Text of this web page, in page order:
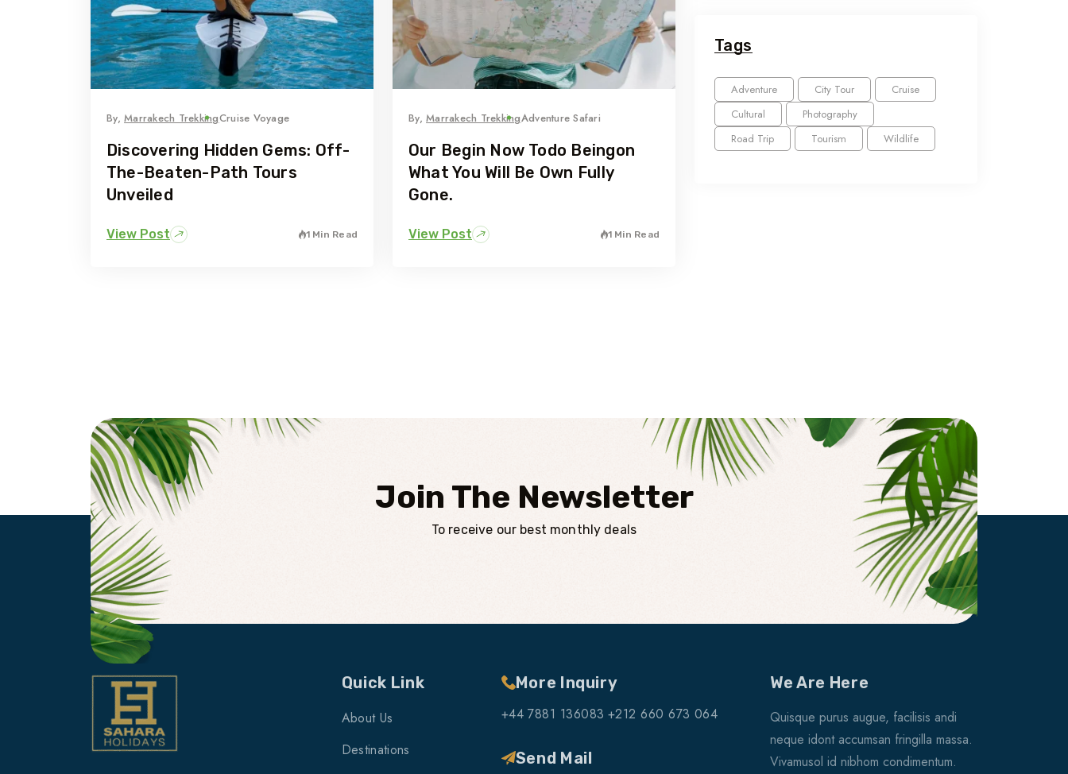
By,Marrakech TrekkingCruise Voyage
Discovering Hidden Gems: Off-
The-Beaten-Path Tours
Unveiled
View Post 1 Min Read
By,Marrakech TrekkingAdventure Safari
Our Begin Now Todo Beingon
What You Will Be Own Fully
Gone.
View Post 1 Min Read
Tags
Adventure City Tour
Cruise
Cultural
Photography
Road Trip
Tourism Wildlife
Join The Newsletter
To receive our best monthly deals
Quick Link
About Us
Destinations
More Inquiry
+44 7881 136083 +212 660 673 064
Send Mail
We Are Here
Quisque purus augue, facilisis andi
neque idont accumsan fringilla massa.
Vivamusol id nibhom condimentum.